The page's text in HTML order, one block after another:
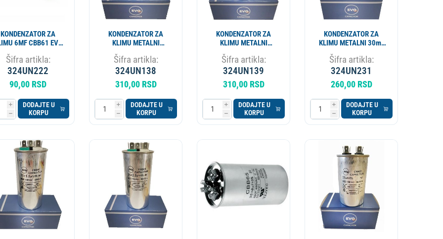
KONDENZATOR ZA
6MF CBB61 EVO
Šifra artikla:
324UN222
90,00 RSD
i
h
DODAJTE U
KORPU
KONDENZATOR ZA
KLIMU METALNI
30+1.5MF CBB65 EVO
SP
Šifra artikla:
324UN138
310,00 RSD
i
h
DODAJTE U
KORPU
KONDENZATOR ZA
KLIMU METALNI
30+2.5MF CBB65 EVO
SP
Šifra artikla:
324UN139
310,00 RSD
i
h
DODAJTE U
KORPU
KONDENZATOR ZA
KLIMU METALNI 30mf
450V CBB65 EVO SP
Šifra artikla:
324UN231
260,00 RSD
i
h
DODAJTE U
KORPU